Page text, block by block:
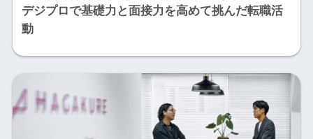
デジプロで基礎力と面接力を高めて挑んだ転職活
動